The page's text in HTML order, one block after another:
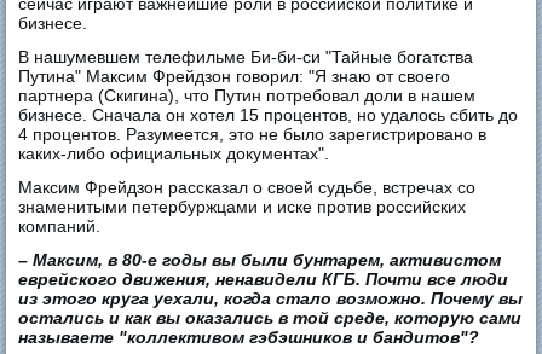
бизнесе.
В нашумевшем телефильме Би-би-си "Тайные богатства
Путина" Максим Фрейдзон говорил: "Я знаю от своего
партнера (Скигина), что Путин потребовал доли в нашем
бизнесе. Сначала он хотел 15 процентов, но удалось сбить до
4 процентов. Разумеется, это не было зарегистрировано в
каких-либо официальных документах".​
Максим Фрейдзон рассказал о своей судьбе, встречах со
знаменитыми петербуржцами и иске против российских
компаний.
– Максим, в 80-е годы вы были бунтарем, активистом
еврейского движения, ненавидели КГБ. Почти все люди
из этого круга уехали, когда стало возможно. Почему вы
остались и как вы оказались в той среде, которую сами
называете "коллективом гэбэшников и бандитов"?